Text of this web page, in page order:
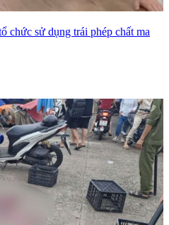
chức sử dụng trái phép chất ma